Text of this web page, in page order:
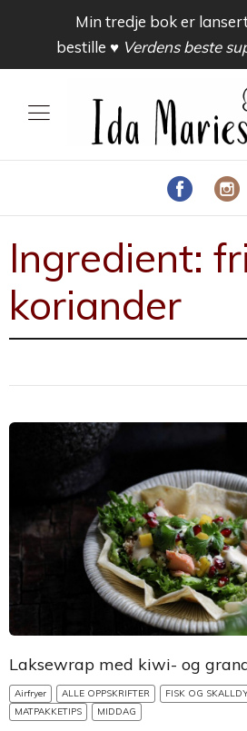
Ingredient:
koriander
Laksewrap med kiwi- og
Airfryer ALLE OPPSKRIFTER FISK OG
MATPAKKETIPS
MIDDAG
Min tredje bok er
bestille ♥ Verdens beste